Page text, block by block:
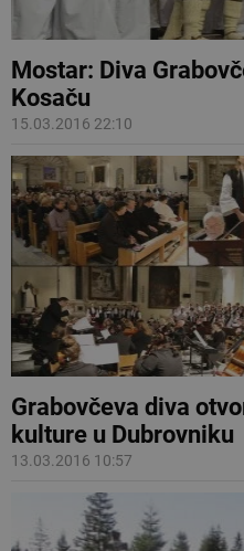
Mostar: Diva
Kosaču
15.03.2016 22:10
Grabovčeva diva
kulture u Dubrovniku
13.03.2016 10:57